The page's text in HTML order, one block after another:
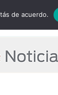
de acuerdo.